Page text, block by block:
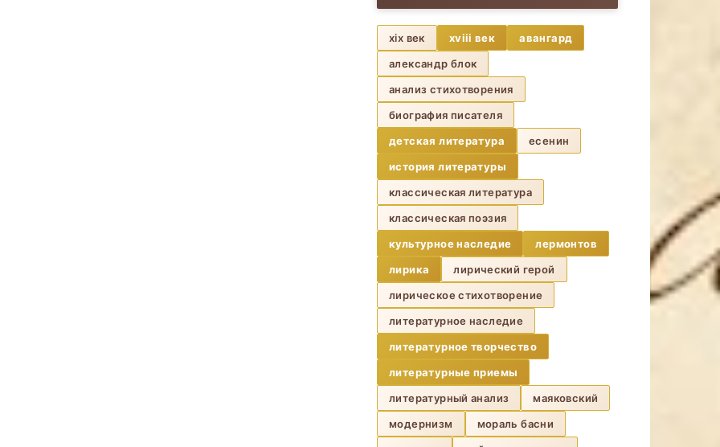
xix век xviii век
авангард
александр блок
анализ стихотворения
биография писателя
детская литература
есенин
история литературы
классическая литература
классическая поэзия
культурное наследие
лермонтов
лирика
лирический герой
лирическое стихотворение
литературное наследие
литературное творчество
литературные приемы
литературный анализ
маяковский
модернизм
мораль басни